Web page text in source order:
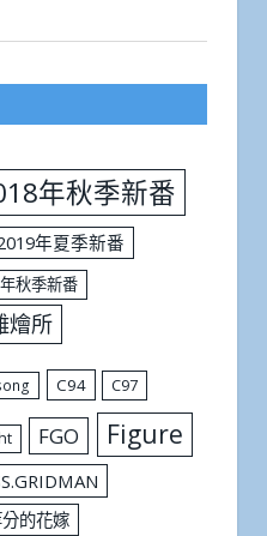
年秋季新番
年夏季新番
秋季新番
燴所
C94 C97
FGO Figure
的花嫁